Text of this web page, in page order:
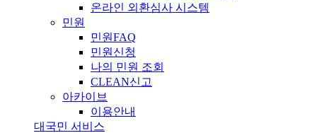
온라인 외환심사 시스템
민원
민원FAQ
민원신청
나의 민원 조회
CLEAN신고
아카이브
이용안내
대국민 서비스